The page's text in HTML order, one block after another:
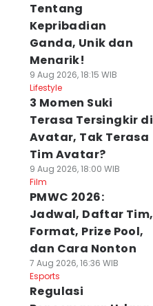
Tentang
Kepribadian
Ganda, Unik dan
Menarik!
9 Aug 2026, 18:15 WIB
Lifestyle
3 Momen Suki
Terasa Tersingkir di
Avatar, Tak Terasa
Tim Avatar?
9 Aug 2026, 18:00 WIB
Film
PMWC 2026:
Jadwal, Daftar Tim,
Format, Prize Pool,
dan Cara Nonton
7 Aug 2026, 16:36 WIB
Esports
Regulasi